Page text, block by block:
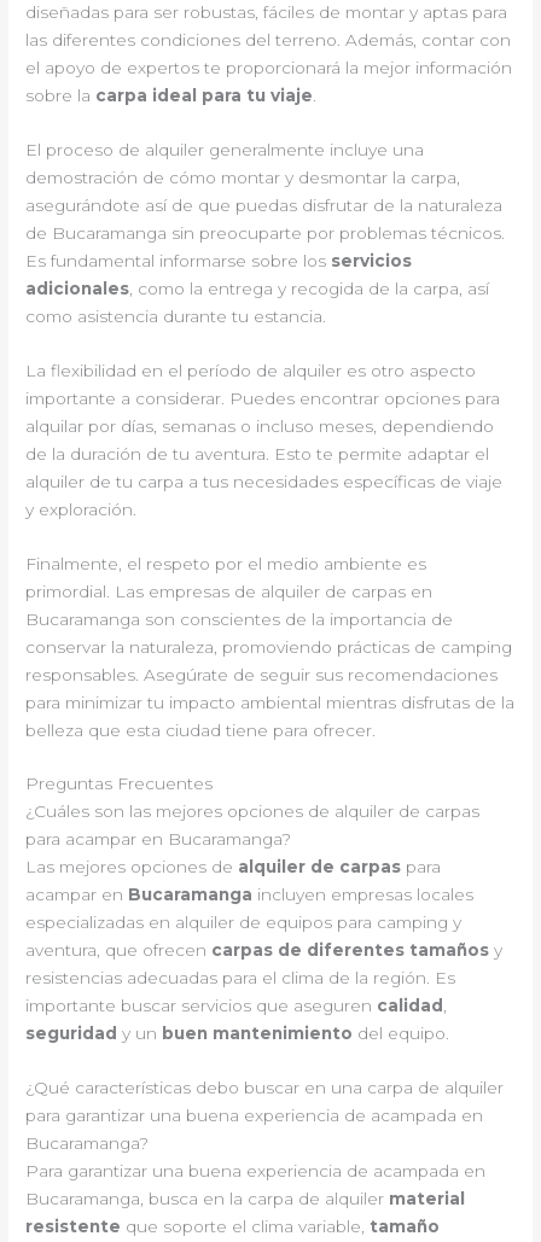
diseñadas para ser robustas, fáciles de montar y aptas para
las diferentes condiciones del terreno. Además, contar con
el apoyo de expertos te proporcionará la mejor información
sobre la carpa ideal para tu viaje
El proceso de alquiler generalmente incluye una
demostración de cómo montar y desmontar la carpa,
asegurándote así de que puedas disfrutar de la naturaleza
de Bucaramanga sin preocuparte por problemas técnicos.
Es fundamental informarse sobre los servicios
adicionales , como la entrega y recogida de la carpa, así
como asistencia durante tu estancia.
La flexibilidad en el período de alquiler es otro aspecto
importante a considerar. Puedes encontrar opciones para
alquilar por días, semanas o incluso meses, dependiendo
de la duración de tu aventura. Esto te permite adaptar el
alquiler de tu carpa a tus necesidades específicas de viaje
y exploración.
Finalmente, el respeto por el medio ambiente es
primordial. Las empresas de alquiler de carpas en
Bucaramanga son conscientes de la importancia de
conservar la naturaleza, promoviendo prácticas de camping
responsables. Asegúrate de seguir sus recomendaciones
para minimizar tu impacto ambiental mientras disfrutas de la
belleza que esta ciudad tiene para ofrecer.
Preguntas Frecuentes
¿Cuáles son las mejores opciones de alquiler de carpas
para acampar en Bucaramanga?
Las mejores opciones de alquiler de carpas para
acampar en Bucaramanga incluyen empresas locales
especializadas en alquiler de equipos para camping y
aventura, que ofrecen carpas de diferentes tamaños y
resistencias adecuadas para el clima de la región. Es
importante buscar servicios que aseguren calidad ,
seguridad y un buen mantenimiento del equipo.
¿Qué características debo buscar en una carpa de alquiler
para garantizar una buena experiencia de acampada en
Bucaramanga?
Para garantizar una buena experiencia de acampada en
Bucaramanga, busca en la carpa de alquiler material
resistente que soporte el clima variable, tamaño